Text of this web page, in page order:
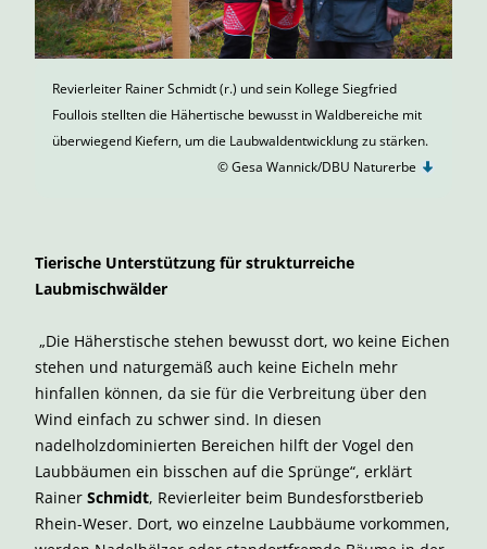
Revierleiter Rainer Schmidt (r.) und sein Kollege Siegfried
Foullois stellten die Hähertische bewusst in Waldbereiche mit
überwiegend Kiefern, um die Laubwaldentwicklung zu stärken.
© Gesa Wannick/DBU Naturerbe
Tierische Unterstützung für strukturreiche
Laubmischwälder
„Die Häherstische stehen bewusst dort, wo keine Eichen
stehen und naturgemäß auch keine Eicheln mehr
hinfallen können, da sie für die Verbreitung über den
Wind einfach zu schwer sind. In diesen
nadelholzdominierten Bereichen hilft der Vogel den
Laubbäumen ein bisschen auf die Sprünge“, erklärt
Rainer Schmidt, Revierleiter beim Bundesforstberieb
Rhein-Weser. Dort, wo einzelne Laubbäume vorkommen,